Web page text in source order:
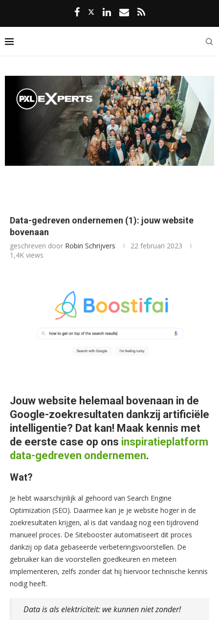
Data-gedreven ondernemen (1): jouw website
bovenaan
geschreven door Robin Schrijvers
22 februari 2023
1,4K views
Jouw website helemaal bovenaan in de
Google-zoekresultaten dankzij artificiële
intelligentie? Dat kan! Maak kennis met
de eerste case op ons inspiratieplatform
data-gedreven ondernemen.
Wat?
Je hebt waarschijnlijk al gehoord van Search Engine
Optimization (SEO). Daarmee kan je je website hoger in de
zoekresultaten krijgen, al is dat vandaag nog een tijdrovend
manueel proces. De Sitebooster automatiseert dit proces
dankzij op data gebaseerde verbeteringsvoorstellen. De
gebruiker kan die voorstellen goedkeuren en meteen
implementeren, zelfs zonder dat hij hiervoor technische kennis
nodig heeft.
Data is als elektriciteit: we kunnen niet zonder!